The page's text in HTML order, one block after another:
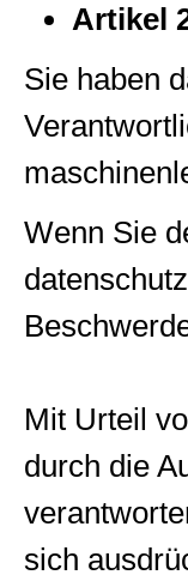
Artikel
Sie haben
Wenn Sie
Mit Urteil
durch die
sich